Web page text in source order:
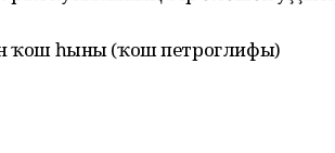
ҡош һыны (ҡош петроглифы)